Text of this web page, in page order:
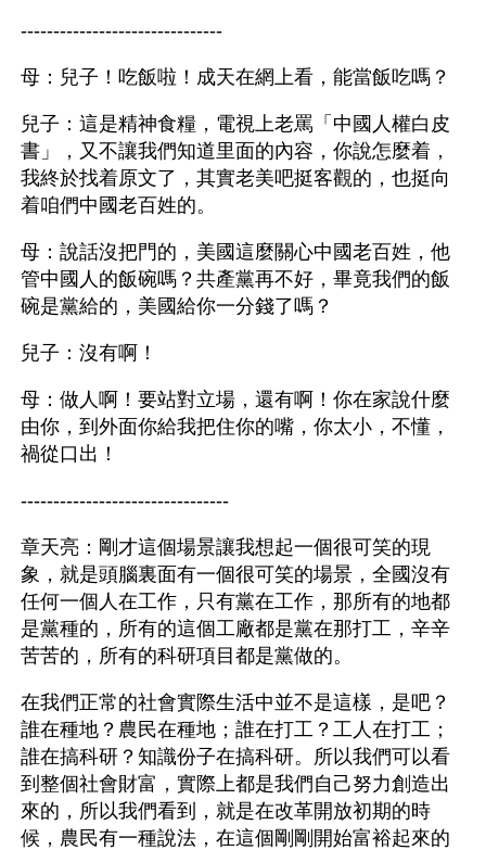
-------------------------------
母：兒子！吃飯啦！成天在網上看，能當飯吃嗎？
兒子：這是精神食糧，電視上老罵「中國人權白皮
書」，又不讓我們知道里面的內容，你說怎麼着，
我終於找着原文了，其實老美吧挺客觀的，也挺向
着咱們中國老百姓的。
母：說話沒把門的，美國這麼關心中國老百姓，他
管中國人的飯碗嗎？共產黨再不好，畢竟我們的飯
碗是黨給的，美國給你一分錢了嗎？
兒子：沒有啊！
母：做人啊！要站對立場，還有啊！你在家說什麼
由你，到外面你給我把住你的嘴，你太小，不懂，
禍從口出！
--------------------------------
章天亮：剛才這個場景讓我想起一個很可笑的現
象，就是頭腦裏面有一個很可笑的場景，全國沒有
任何一個人在工作，只有黨在工作，那所有的地都
是黨種的，所有的這個工廠都是黨在那打工，辛辛
苦苦的，所有的科研項目都是黨做的。
在我們正常的社會實際生活中並不是這樣，是吧？
誰在種地？農民在種地；誰在打工？工人在打工；
誰在搞科研？知識份子在搞科研。所以我們可以看
到整個社會財富，實際上都是我們自己努力創造出
來的，所以我們看到，就是在改革開放初期的時
候，農民有一種說法，在這個剛剛開始富裕起來的